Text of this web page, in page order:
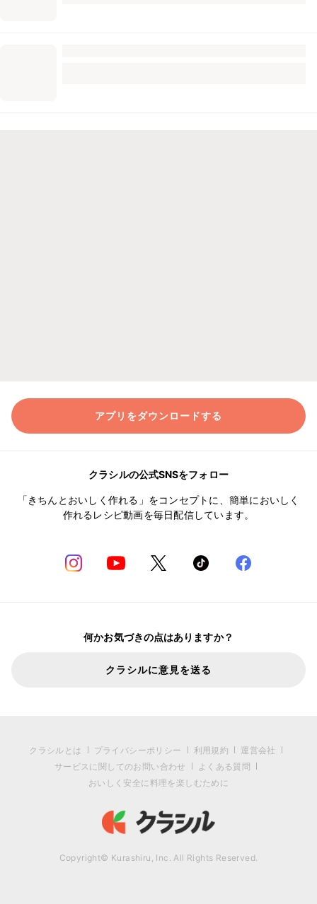
アプリをダウンロードする
クラシルの公式SNSをフォロー
「きちんとおいしく作れる」をコンセプトに、簡単においしく
作れるレシピ動画を毎日配信しています。
何かお気づきの点はありますか？
クラシルに意見を送る
クラシルとは プライバシーポリシー 利用規約
運営会社
サービスに関してのお問い合わせ
よくある質問
おいしく安全に料理を楽しむために
Copyright© Kurashiru, Inc. All Rights Reserved.